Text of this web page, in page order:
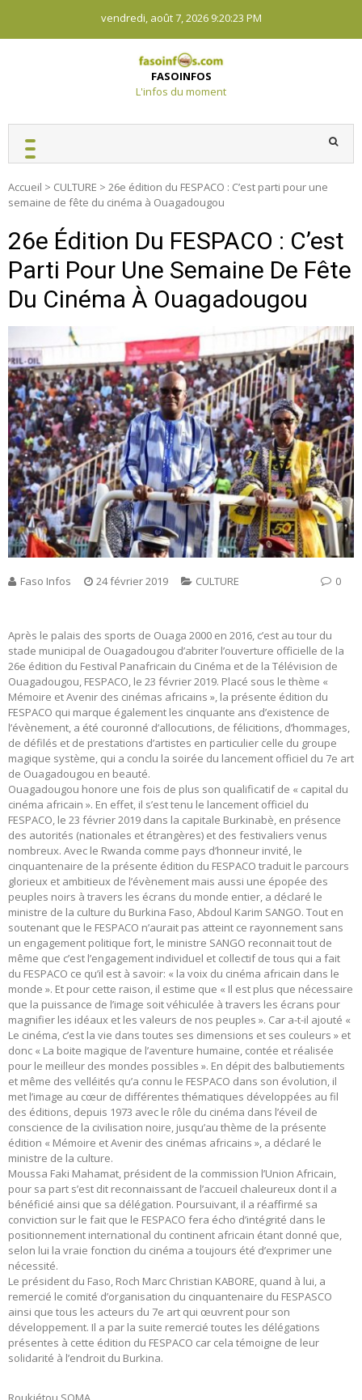
content
vendredi, août 7, 2026 9:20:24 PM
FASOINFOS
L'infos du moment
Accueil > CULTURE > 26e édition du FESPACO : C’est parti pour une
semaine de fête du cinéma à Ouagadougou
26e Édition Du FESPACO : C’est
Parti Pour Une Semaine De Fête
Du Cinéma À Ouagadougou
Faso Infos 24 février 2019 CULTURE 0
Après le palais des sports de Ouaga 2000 en 2016, c’est au tour du
stade municipal de Ouagadougou d’abriter l’ouverture officielle de la
26e édition du Festival Panafricain du Cinéma et de la Télévision de
Ouagadougou, FESPACO, le 23 février 2019. Placé sous le thème «
Mémoire et Avenir des cinémas africains », la présente édition du
FESPACO qui marque également les cinquante ans d’existence de
l’évènement, a été couronné d’allocutions, de félicitions, d’hommages,
de défilés et de prestations d’artistes en particulier celle du groupe
magique système, qui a conclu la soirée du lancement officiel du 7e art
de Ouagadougou en beauté.
Ouagadougou honore une fois de plus son qualificatif de « capital du
cinéma africain ». En effet, il s’est tenu le lancement officiel du
FESPACO, le 23 février 2019 dans la capitale Burkinabè, en présence
des autorités (nationales et étrangères) et des festivaliers venus
nombreux. Avec le Rwanda comme pays d’honneur invité, le
cinquantenaire de la présente édition du FESPACO traduit le parcours
glorieux et ambitieux de l’évènement mais aussi une épopée des
peuples noirs à travers les écrans du monde entier, a déclaré le
ministre de la culture du Burkina Faso, Abdoul Karim SANGO. Tout en
soutenant que le FESPACO n’aurait pas atteint ce rayonnement sans
un engagement politique fort, le ministre SANGO reconnait tout de
même que c’est l’engagement individuel et collectif de tous qui a fait
du FESPACO ce qu’il est à savoir: « la voix du cinéma africain dans le
monde ». Et pour cette raison, il estime que « Il est plus que nécessaire
que la puissance de l’image soit véhiculée à travers les écrans pour
magnifier les idéaux et les valeurs de nos peuples ». Car a-t-il ajouté «
Le cinéma, c’est la vie dans toutes ses dimensions et ses couleurs » et
donc « La boite magique de l’aventure humaine, contée et réalisée
pour le meilleur des mondes possibles ». En dépit des balbutiements
et même des velléités qu’a connu le FESPACO dans son évolution, il
met l’image au cœur de différentes thématiques développées au fil
des éditions, depuis 1973 avec le rôle du cinéma dans l’éveil de
conscience de la civilisation noire, jusqu’au thème de la présente
édition « Mémoire et Avenir des cinémas africains », a déclaré le
ministre de la culture.
Moussa Faki Mahamat, président de la commission l’Union Africain,
pour sa part s’est dit reconnaissant de l’accueil chaleureux dont il a
bénéficié ainsi que sa délégation. Poursuivant, il a réaffirmé sa
conviction sur le fait que le FESPACO fera écho d’intégrité dans le
positionnement international du continent africain étant donné que,
selon lui la vraie fonction du cinéma a toujours été d’exprimer une
nécessité.
Le président du Faso, Roch Marc Christian KABORE, quand à lui, a
remercié le comité d’organisation du cinquantenaire du FESPASCO
ainsi que tous les acteurs du 7e art qui œuvrent pour son
développement. Il a par la suite remercié toutes les délégations
présentes à cette édition du FESPACO car cela témoigne de leur
solidarité à l’endroit du Burkina.